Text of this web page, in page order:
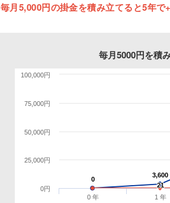
毎月5,000円の掛金を積み立てると5年で
毎月5000円を積
0
0
3,600
3,600
21
21
0 年 1 年
0円
25,000円
50,000円
75,000円
100,000円